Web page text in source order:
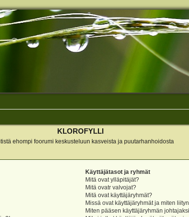
KLOROFYLLI
ehompi foorumi keskusteluun kasveista ja puutarhanhoidosta
Käyttäjätasot ja ryhmät
Mitä ovat ylläpitäjät?
Mitä ovatr valvojat?
Mitä ovat käyttäjäryhmät?
Missä ovat käyttäjäryhmät ja miten
Miten pääsen käyttäjäryhmän